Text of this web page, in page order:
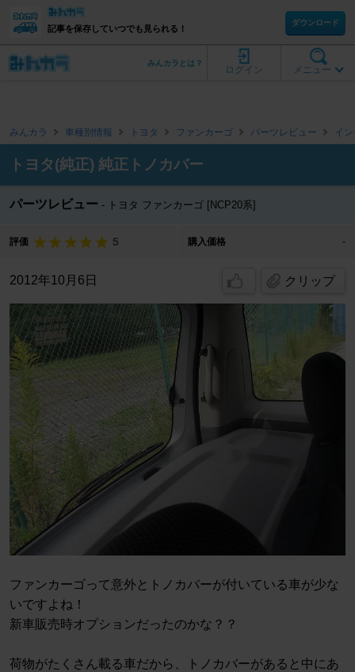
記事を保存していつでも見られる！
ダウンロード
メニュー
ログイン
みんカラとは？
みんカラ 車種別情報 トヨタ ファンカーゴ パーツレビュー イ
トヨタ(純正) 純正トノカバー
パーツレビュー トヨタ ファンカーゴ [NCP20系]
評価 5 購入価格 -
2012年10月6日 クリップ
ファンカーゴって意外とトノカバーが付いている車が少な
いですよね！
新車販売時オプションだったのかな？？
荷物がたくさん載る車だから、トノカバーがあると中にあ